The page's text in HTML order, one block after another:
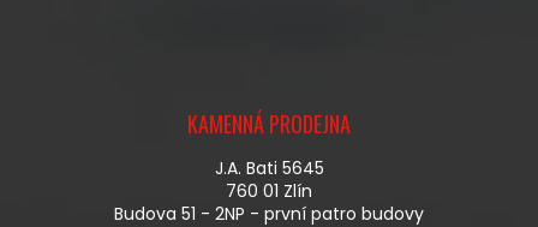
KAMENNÁ PRODEJNA
J.A. Bati 5645
760 01 Zlín
Budova 51 - 2NP - první patro budovy